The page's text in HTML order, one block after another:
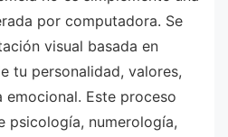
por computadora. Se
visual basada en
tu personalidad, valores,
emocional. Este proceso
psicología, numerología,